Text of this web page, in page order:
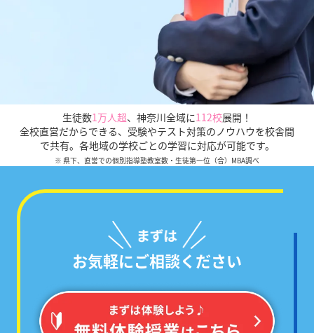
生徒数1万人超、 神奈川全域に112校展開！
全校直営だからできる、受験やテスト対策のノウハウを校舎間
で共有。各地域の学校ごとの学習に対応が可能です。
※ 県下、直営での個別指導塾教室数・生徒第一位（合）MBA調べ
お気軽にご相談ください